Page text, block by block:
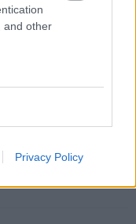
and other
Privacy Policy
mozgást az új
#böngésző